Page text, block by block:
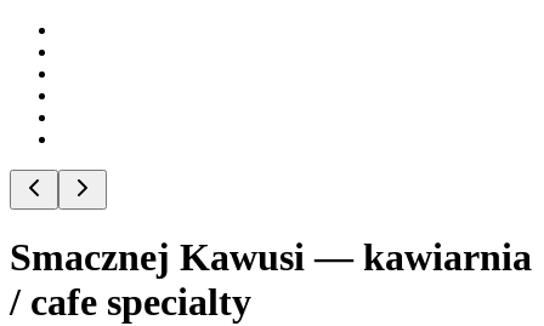
Smacznej Kawusi — kawiarnia
/ cafe specialty